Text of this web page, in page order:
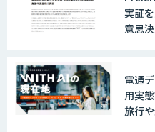
実証
意思
電通
用実
旅行